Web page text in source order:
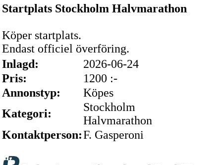
Startplats Stockholm Halvmarathon
Köper startplats.
Endast officiel överföring.
Inlagd:
2026-06-24
Pris:
1200 :-
Annonstyp:
Köpes
Kategori:
Stockholm
Halvmarathon
Kontaktperson:F. Gasperoni